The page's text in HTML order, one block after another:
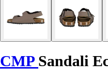
CMP Sandali